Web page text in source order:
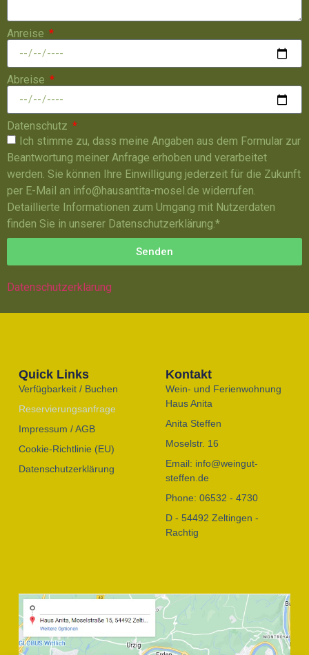
Anreise
Abreise
Datenschutz
Ich stimme zu, dass meine Angaben aus dem Formular zur
Beantwortung meiner Anfrage erhoben und verarbeitet
werden. Sie können Ihre Einwilligung jederzeit für die Zukunft
per E-Mail an info@hausantita-mosel.de widerrufen.
Detaillierte Informationen zum Umgang mit Nutzerdaten
finden Sie in unserer Datenschutzerklärung.*
Senden
Datenschutzerklärung
Quick Links
Verfügbarkeit / Buchen
Reservierungsanfrage
Impressum / AGB
Cookie-Richtlinie (EU)
Datenschutzerklärung
Kontakt
Wein- und Ferienwohnung
Haus Anita
Anita Steffen
Moselstr. 16
Email: info@weingut-
steffen.de
Phone: 06532 - 4730
D - 54492 Zeltingen -
Rachtig